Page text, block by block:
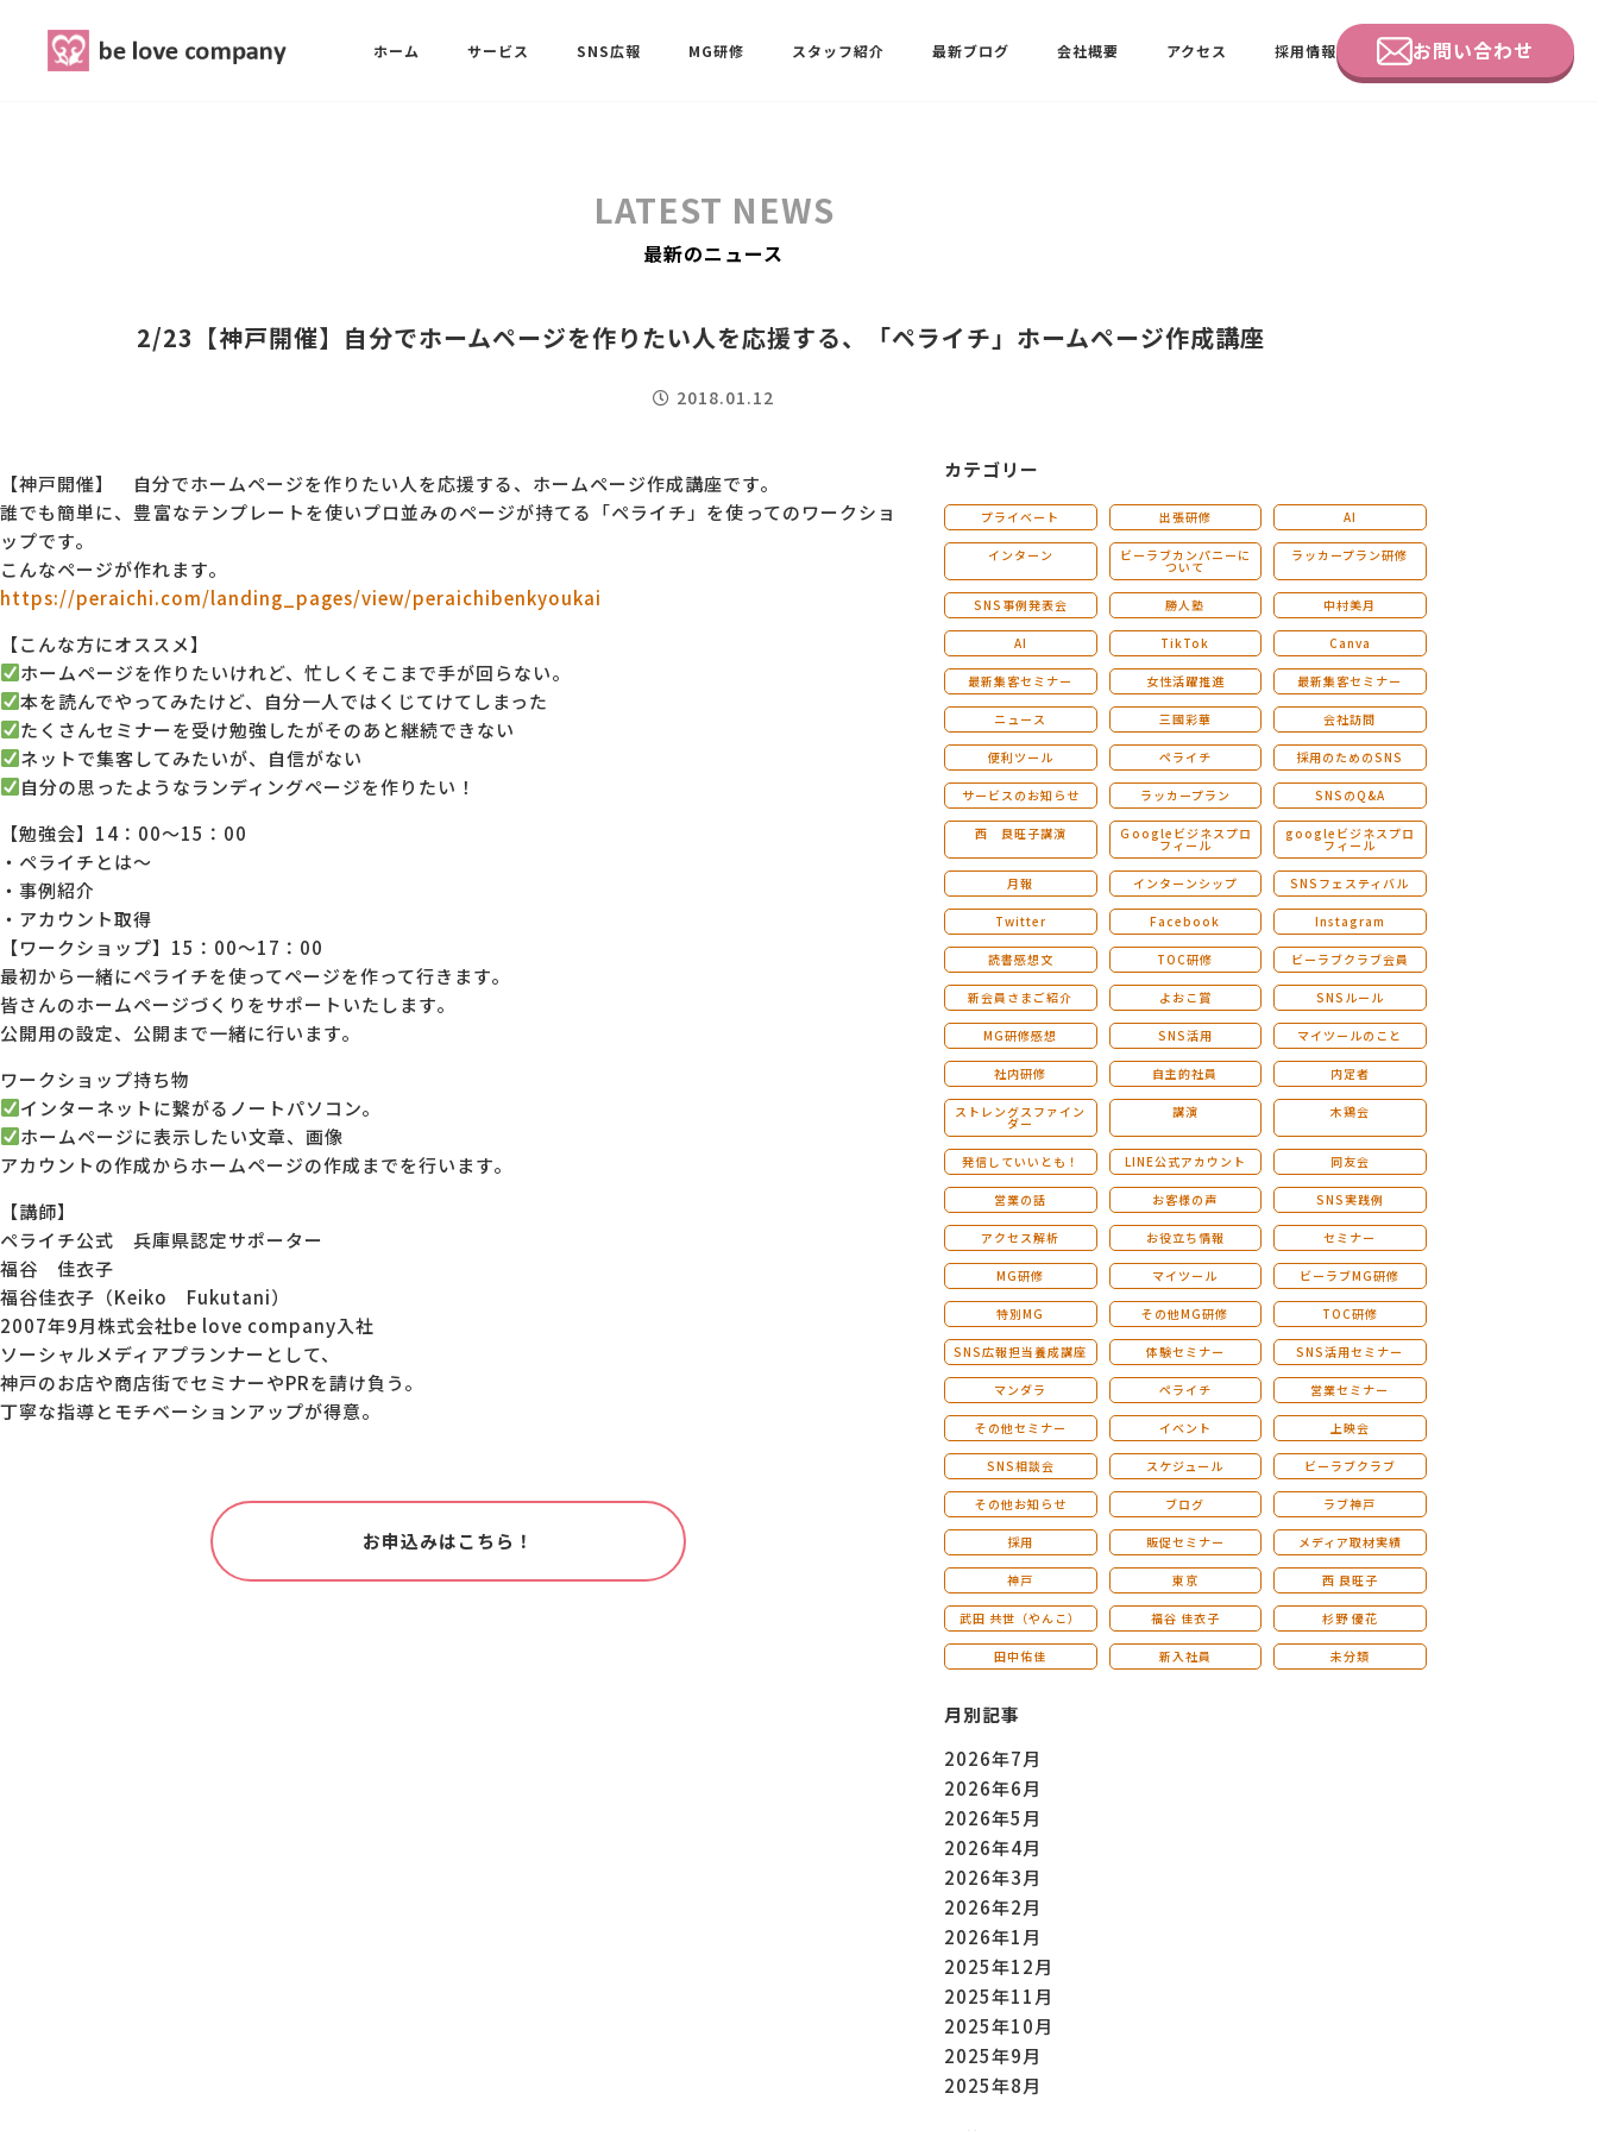
ホーム サービス
MG研修 ストレングスファインダー研修
SNS広報 MG研修 スタッフ紹介 最新ブログ 会社概要 アクセス 採用情報 お問い合わせ
最新ブログ
会社概要
アクセス
採用情報
お問い合わせ
LATEST NEWS
最新のニュース
2/23【神戸開催】自分でホームページを作りたい人を応援する、「ペライチ」ホームページ作成講座
2018.01.12
【神戸開催】 自分でホームページを作りたい人を応援する、ホームページ作成講座です。
誰でも簡単に、豊富なテンプレートを使いプロ並みのページが持てる「ペライチ」を使ってのワークショ
ップです。
こんなページが作れます。
https://peraichi.com/landing_pages/view/peraichibenkyoukai
【こんな方にオススメ】
ホームページを作りたいけれど、忙しくそこまで手が回らない。
本を読んでやってみたけど、自分一人ではくじてけてしまった
たくさんセミナーを受け勉強したがそのあと継続できない
ネットで集客してみたいが、自信がない
自分の思ったようなランディングページを作りたい！
【勉強会】14：00～15：00
・ペライチとは～
・事例紹介
・アカウント取得
【ワークショップ】15：00～17：00
最初から一緒にペライチを使ってページを作って行きます。
皆さんのホームページづくりをサポートいたします。
公開用の設定、公開まで一緒に行います。
ワークショップ持ち物
インターネットに繋がるノートパソコン。
ホームページに表示したい文章、画像
アカウントの作成からホームページの作成までを行います。
【講師】
ペライチ公式 兵庫県認定サポーター
福谷 佳衣子
福谷佳衣子（Keiko Fukutani）
2007年9月株式会社be love company入社
ソーシャルメディアプランナーとして、
神戸のお店や商店街でセミナーやPRを請け負う。
丁寧な指導とモチベーションアップが得意。
お申込みはこちら！
カテゴリー
プライベート 出張研修 AI
インターン ビーラブカンパニーに
ついて
ラッカープラン研修
SNS事例発表会 勝人塾 中村美月
AI TikTok Canva
最新集客セミナー 女性活躍推進 最新集客セミナー
ニュース 三國彩華 会社訪問
便利ツール ペライチ 採用のためのSNS
サービスのお知らせ ラッカープラン SNSのQ&A
西 良旺子講演 Ｇoogleビジネスプロ
フィール
googleビジネスプロ
フィール
月報 インターンシップ SNSフェスティバル
Twitter Facebook Instagram
読書感想文 TOC研修 ビーラブクラブ会員
新会員さまご紹介 よおこ賞 SNSルール
MG研修感想 SNS活用 マイツールのこと
社内研修 自主的社員 内定者
ストレングスファイン
ダー
講演 木鶏会
発信していいとも！ LINE公式アカウント 同友会
営業の話 お客様の声 SNS実践例
アクセス解析 お役立ち情報 セミナー
MG研修 マイツール ビーラブMG研修
特別MG その他MG研修 TOC研修
SNS広報担当養成講座 体験セミナー SNS活用セミナー
マンダラ ペライチ 営業セミナー
その他セミナー イベント 上映会
SNS相談会 スケジュール ビーラブクラブ
その他お知らせ ブログ ラブ神戸
採用 販促セミナー メディア取材実績
神戸 東京 西 良旺子
武田 共世（やんこ） 福谷 佳衣子 杉野 優花
田中佑佳 新入社員 未分類
月別記事
2026年7月
2026年6月
2026年5月
2026年4月
2026年3月
2026年2月
2026年1月
2025年12月
2025年11月
2025年10月
2025年9月
2025年8月